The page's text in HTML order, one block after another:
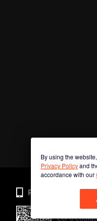
By using the
Privacy Policyand
accordance with our
Phone
Ler o